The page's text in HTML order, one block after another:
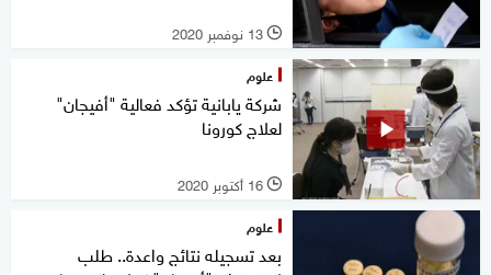
l 13 نوفمبر 2020
علوم
شركة يابانية تؤكد فعالية "أفيجان"
لعلاج كورونا
l 16 أكتوبر 2020
علوم
بعد تسجيله نتائج واعدة.. طلب